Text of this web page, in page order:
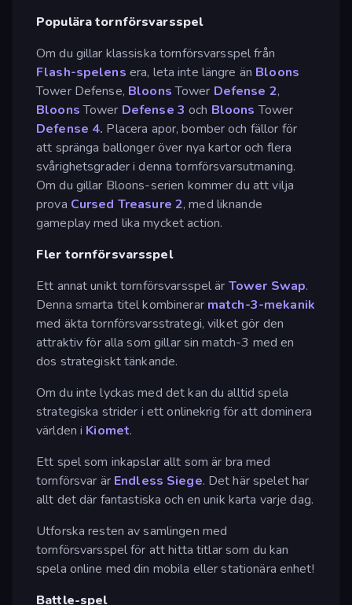
Populära tornförsvarsspel
Om du gillar klassiska tornförsvarsspel från
Flash-spelens era, leta inte längre än Bloons
Tower Defense, BloonsTower Defense 2,
BloonsTower Defense 3 och Bloons Tower
Defense 4. Placera apor, bomber och fällor för
att spränga ballonger över nya kartor och flera
svårighetsgrader i denna tornförsvarsutmaning.
Om du gillar Bloons-serien kommer du att vilja
prova Cursed Treasure 2, med liknande
gameplay med lika mycket action.
Fler tornförsvarsspel
Ett annat unikt tornförsvarsspel är Tower Swap.
Denna smarta titel kombinerar match-3-mekanik
med äkta tornförsvarsstrategi, vilket gör den
attraktiv för alla som gillar sin match-3 med en
dos strategiskt tänkande.
Om du inte lyckas med det kan du alltid spela
strategiska strider i ett onlinekrig för att dominera
världen i Kiomet.
Ett spel som inkapslar allt som är bra med
tornförsvar är Endless Siege. Det här spelet har
allt det där fantastiska och en unik karta varje dag.
Utforska resten av samlingen med
tornförsvarsspel för att hitta titlar som du kan
spela online med din mobila eller stationära enhet!
Battle-spel